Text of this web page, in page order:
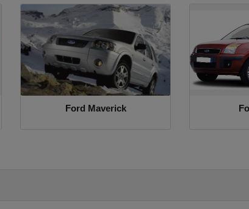
Ford Maverick